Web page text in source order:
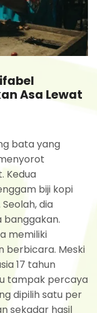
Asa Lewat
bata yang
Kedua
biji kopi
dia
banggakan.
memiliki
berbicara. Meski
17 tahun
tampak percaya
dipilih satu per
sekadar hasil